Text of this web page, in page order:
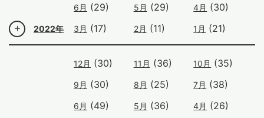
2022年
6月 (29) 5月 (29) 4月 (30)
3月 (17) 2月 (11) 1月 (21)
12月 (30) 11月 (36) 10月 (35)
9月 (30) 8月 (25) 7月 (38)
6月 (49) 5月 (36) 4月 (26)